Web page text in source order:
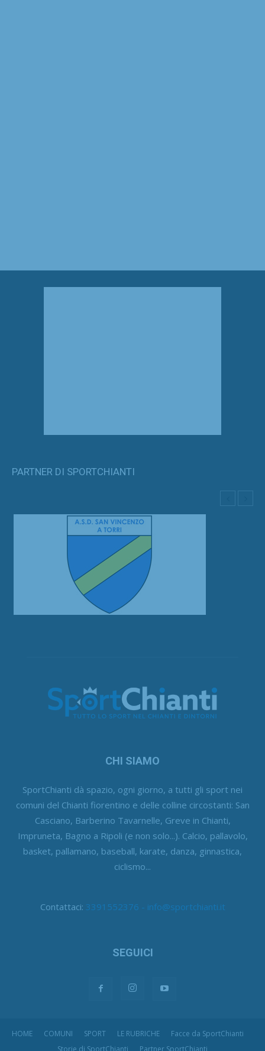
PARTNER DI SPORTCHIANTI
CHI SIAMO
SportChianti dà spazio, ogni giorno, a tutti gli sport nei
comuni del Chianti fiorentino e delle colline circostanti: San
Casciano, Barberino Tavarnelle, Greve in Chianti,
Impruneta, Bagno a Ripoli (e non solo...). Calcio, pallavolo,
basket, pallamano, baseball, karate, danza, ginnastica,
ciclismo...
Contattaci: 3391552376 - info@sportchianti.it
SEGUICI
HOME COMUNI SPORT LE RUBRICHE
Facce da SportChianti